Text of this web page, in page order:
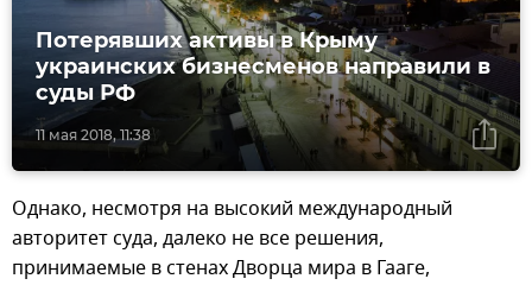
11 мая 2018, 11:38
Потерявших активы в Крыму
украинских бизнесменов направили в
суды РФ
Однако, несмотря на высокий международный
авторитет суда, далеко не все решения,
принимаемые в стенах Дворца мира в Гааге,